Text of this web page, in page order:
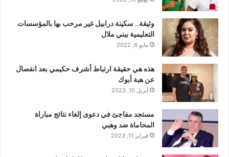
وثيقة.. سكينة درابيل غير مرحب بها بالمؤسسات
التعليمية ببني ملال
مايو 6, 2022
هذه هي حقيقة ارتباط أشرف حكيمي بعد انفصال
عن هبة أبوك
أبريل 10, 2023
مستجد مفاجئ في دعوى إلغاء نتائج مباراة
المحاماة ضد وهبي
فبراير 11, 2023